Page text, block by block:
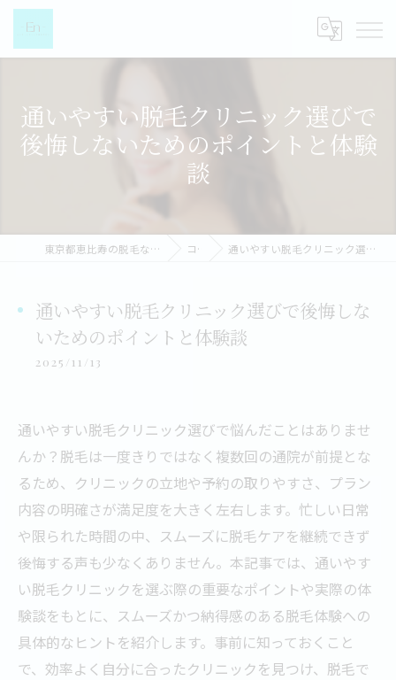
通いやすい脱毛クリニック選びで
後悔しないためのポイントと体験
談
東京都恵比寿の脱毛なら都度払い脱毛女性専門店-EN- コラム 通いやすい脱毛クリニック選びで後悔しないためのポイントと体験談
通いやすい脱毛クリニック選びで後悔しな
いためのポイントと体験談
2025/11/13
通いやすい脱毛クリニック選びで悩んだことはありませ
んか？脱毛は一度きりではなく複数回の通院が前提とな
るため、クリニックの立地や予約の取りやすさ、プラン
内容の明確さが満足度を大きく左右します。忙しい日常
や限られた時間の中、スムーズに脱毛ケアを継続できず
後悔する声も少なくありません。本記事では、通いやす
い脱毛クリニックを選ぶ際の重要なポイントや実際の体
験談をもとに、スムーズかつ納得感のある脱毛体験への
具体的なヒントを紹介します。事前に知っておくこと
で、効率よく自分に合ったクリニックを見つけ、脱毛で